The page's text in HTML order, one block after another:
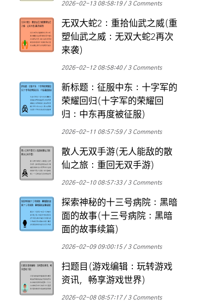
2026-02-13 08:58:19 3 Comments
无双大蛇2：重拾仙武之威(重
塑仙武之威：无双大蛇2再次
来袭)
2026-02-12 08:58:40 3 Comments
新标题：征服中东：十字军的
荣耀回归(十字军的荣耀回
归：中东再度被征服)
2026-02-11 08:57:59 3 Comments
散人无双手游(无人能敌的散
仙之旅：重回无双手游)
2026-02-10 08:57:33 3 Comments
探索神秘的十三号病院：黑暗
面的故事(十三号病院：黑暗
面的故事续篇)
2026-02-09 09:00:15 3 Comments
扫题目(游戏编辑：玩转游戏
资讯，畅享游戏世界)
2026-02-08 08:57:17 3 Comments